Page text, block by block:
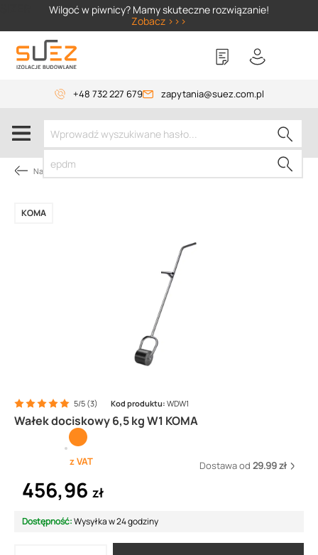
Wilgoć w piwnicy? Mamy skuteczne rozwiązanie!
Zobacz >>>
+48 732 227 679 zapytania@suez.com.pl
Narzędzia dekarskie
Wałek dociskowy 6,5 kg W1 KOMA
KOMA
5/5 (3) Kod produktu: WDW1
z VAT Dostawa od 29.99 zł
456,96 zł
Dostępność:Wysyłka w 24 godziny